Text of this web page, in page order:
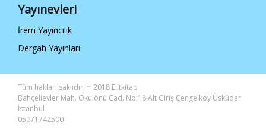
Yayınevleri
İrem Yayıncılık
Dergah Yayınları
Tüm hakları saklıdır. ~ 2018 Elitkitap
Bahçelievler Mah. Okulönü Cad. No:18 Alt Giriş Çengelköy Üsküdar
İstanbul
05071742500